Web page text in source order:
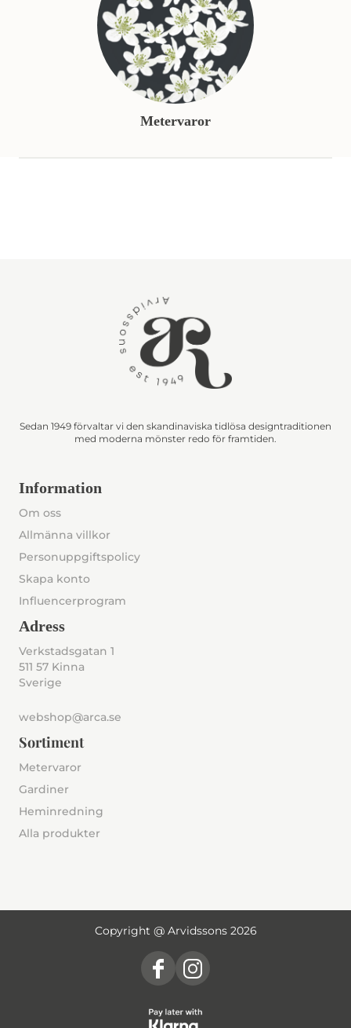
Metervaror
Sedan 1949 förvaltar vi den skandinaviska tidlösa designtraditionen
med moderna mönster redo för framtiden.
Information
Om oss
Allmänna villkor
Personuppgiftspolicy
Skapa konto
Influencerprogram
Adress
Verkstadsgatan 1
511 57 Kinna
Sverige
webshop@arca.se
Sortiment
Metervaror
Gardiner
Heminredning
Alla produkter
Copyright @ Arvidssons 2026